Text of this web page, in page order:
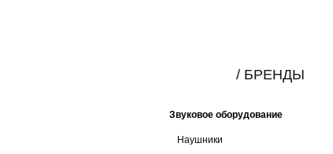
Звуковое оборудование
Наушники
/ БРЕНДЫ